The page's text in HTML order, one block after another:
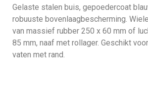
Gelaste stalen buis, gepoedercoat
robuuste bovenlaagbescherming.
van massief rubber 250 x 60 mm of
85 mm, naaf met rollager. Geschikt
vaten met rand.